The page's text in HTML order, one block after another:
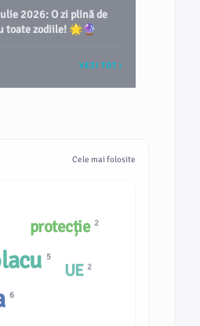
2026: O zi plină de
toate zodiile! 🌟🔮
VEZI TOT
Cele mai folosite
UE 2
protecție 2
6
5